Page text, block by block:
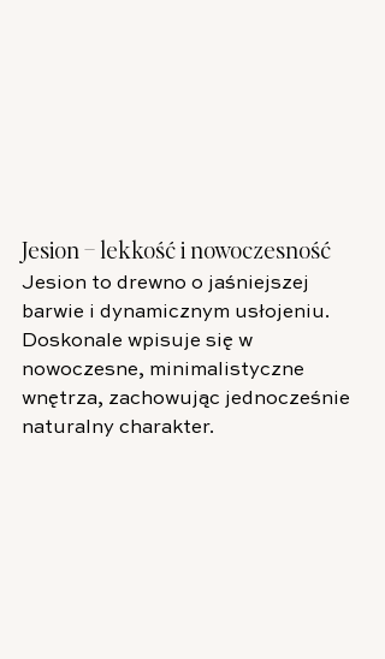
Jesion – lekkość i nowoczesność
Jesion to drewno o jaśniejszej
barwie i dynamicznym usłojeniu.
Doskonale wpisuje się w
nowoczesne, minimalistyczne
wnętrza, zachowując jednocześnie
naturalny charakter.